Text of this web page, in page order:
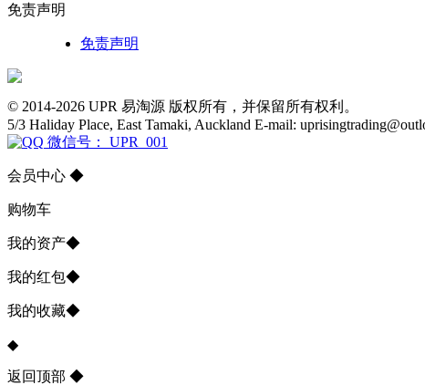
免责声明
免责声明
© 2014-2026 UPR 易淘源 版权所有，并保留所有权利。
5/3 Haliday Place, East Tamaki, Auckland E-mail:
微信号： UPR_001
会员中心 ◆
购物车
我的资产◆
我的红包◆
我的收藏◆
◆
返回顶部 ◆